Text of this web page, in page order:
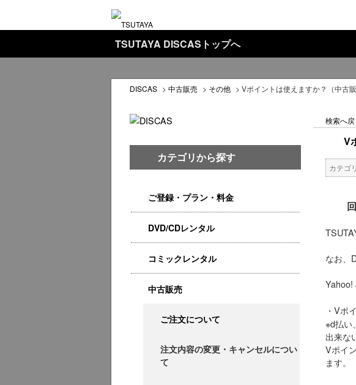
TSUTAYA DISCASトップへ
DISCAS > 中古販売 > その他 > Vポイントは使えますか？（中古販
カテゴリから探す
ご登録・プラン・料金
DVD/CDレンタル
コミックレンタル
中古販売
ご注文について
注文内容の変更・キャンセルについ
て
検索へ戻
V
カテゴ
なお
Yahoo!
・Vポ
※d払い
出
Vポイ
ます。